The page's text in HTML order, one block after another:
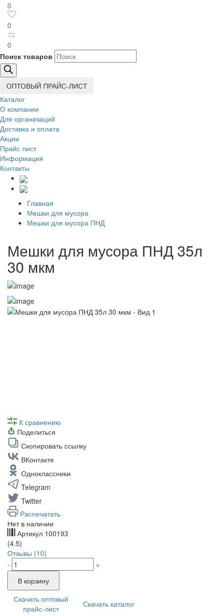
0
0
0
Поиск товаров
ОПТОВЫЙ ПРАЙС-ЛИСТ
Каталог
О компании
Для организаций
Доставка и оплата
Акции
Прайс лист
Информация
Контакты
Главная
Мешки для мусора
Мешки для мусора ПНД
Мешки для мусора ПНД 35л
30 мкм
К сравнению
Поделиться
Скопировать ссылку
ВКонтакте
Одноклассники
Telegram
Twitter
Распечатать
Нет в наличии
Артикул 100193
(4.5)
Отзывы (10)
-
+
В корзину
Скачать оптовый
прайс-лист
Скачать каталог